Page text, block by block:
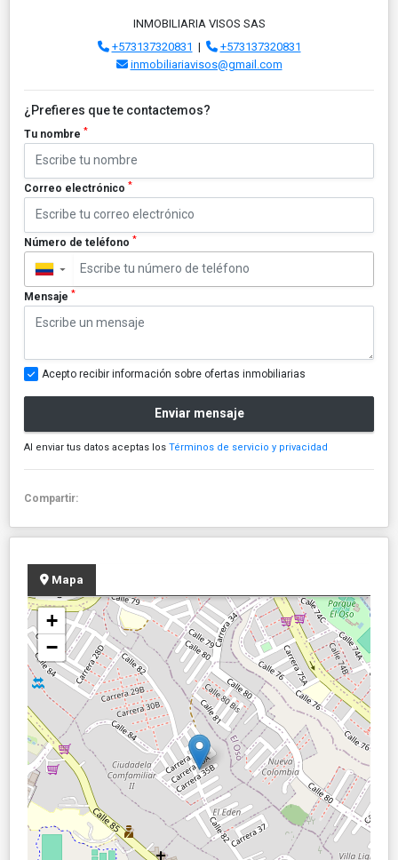
INMOBILIARIA VISOS SAS
+573137320831 |
+573137320831
inmobiliariavisos@gmail.com
¿Prefieres que te contactemos?
Tu nombre *
Correo electrónico *
Número de teléfono *
▼
Mensaje *
Acepto recibir información sobre ofertas inmobiliarias
Enviar mensaje
Al enviar tus datos aceptas los Términos de servicio y privacidad
Compartir:
Mapa
+
−